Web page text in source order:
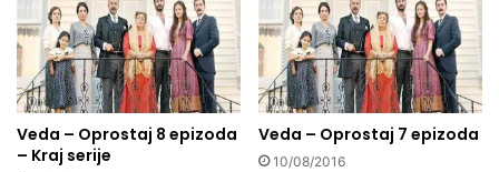
Veda – Oprostaj 8 epizoda
– Kraj serije
Veda – Oprostaj 7 epizoda
10/08/2016